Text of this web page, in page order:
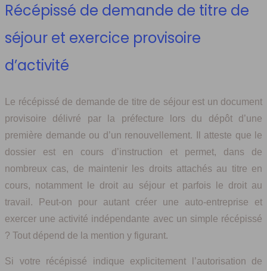
Récépissé de demande de titre de
séjour et exercice provisoire
d’activité
Le récépissé de demande de titre de séjour est un document
provisoire délivré par la préfecture lors du dépôt d’une
première demande ou d’un renouvellement. Il atteste que le
dossier est en cours d’instruction et permet, dans de
nombreux cas, de maintenir les droits attachés au titre en
cours, notamment le droit au séjour et parfois le droit au
travail. Peut-on pour autant créer une auto-entreprise et
exercer une activité indépendante avec un simple récépissé
? Tout dépend de la mention y figurant.
Si votre récépissé indique explicitement l’autorisation de